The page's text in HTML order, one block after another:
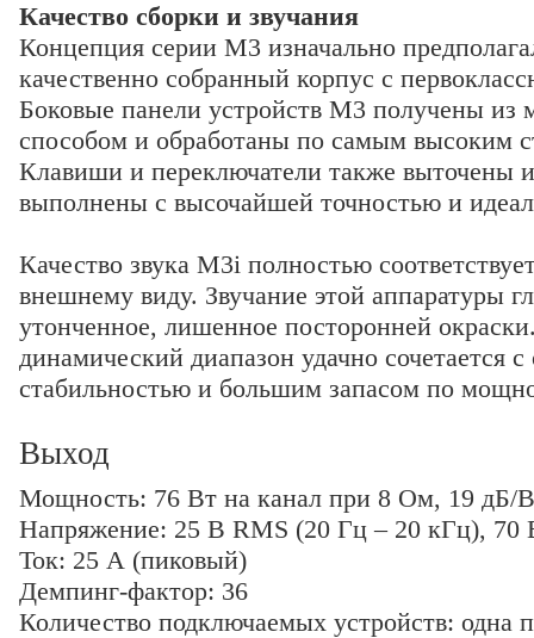
Качество сборки и звучания
Концепция серии M3 изначально
качественно собранный корпус с
Боковые панели устройств M3 получены из
способом и обработаны по самым высоким
Клавиши и переключатели также выточены
выполнены с высочайшей точностью и
Качество звука M3i полностью
внешнему виду. Звучание этой аппаратуры
утонченное, лишенное посторонней
динамический диапазон удачно сочетается
стабильностью и большим запасом по
Выход
Мощность: 76 Вт на канал при 8 Ом, 19 дБ/
Напряжение: 25 В RMS (20 Гц – 20 кГц), 70
Ток: 25 А (пиковый)
Демпинг-фактор: 36
Количество подключаемых устройств: одна